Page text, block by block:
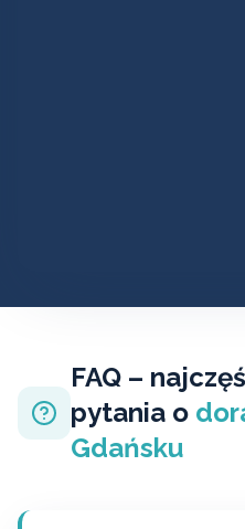
FAQ –
pytania o
Gdańsku